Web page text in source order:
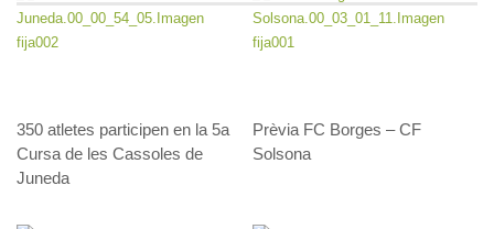
350 atletes participen en la 5a
Cursa de les Cassoles de
Juneda
Prèvia FC Borges – CF
Solsona